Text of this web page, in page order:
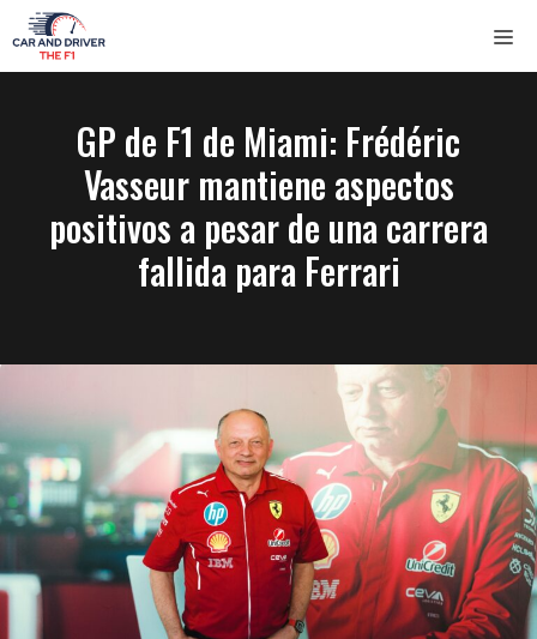
Saltar
al
contenido
GP de F1 de Miami: Frédéric
Vasseur mantiene aspectos
positivos a pesar de una carrera
fallida para Ferrari